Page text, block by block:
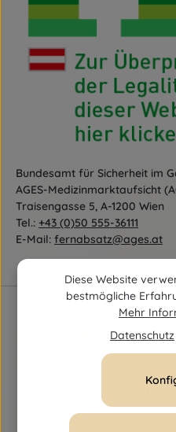
Bundesamt für Sicherheit im
AGES-Medizinmarktaufsicht
Traisengasse 5, A-1200 Wien
Tel.: +43 (0)50 555-36111
E-Mail: fernabsatz@ages.at
Diese Website
bestmögliche
Mehr
Datenschutz